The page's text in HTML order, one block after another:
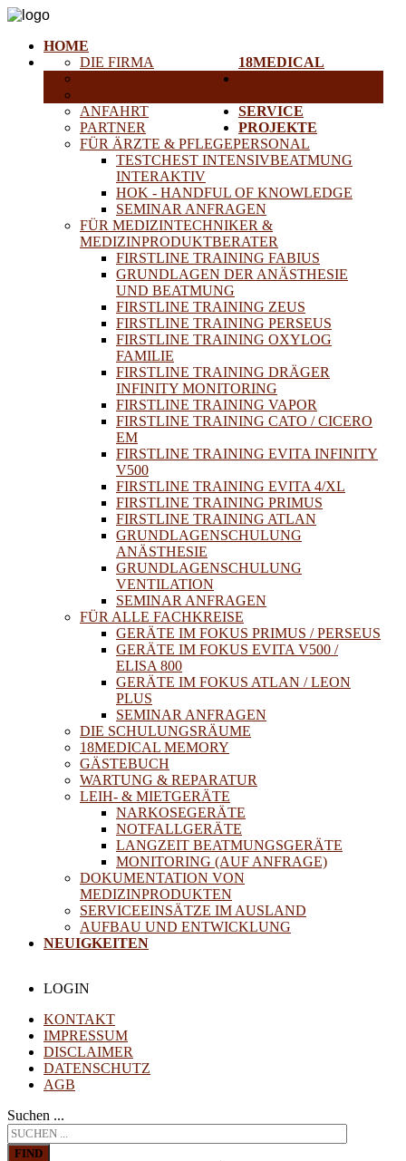
HOME
18MEDICAL
DIE FIRMA
ANFAHRT
PARTNER
FÜR ÄRZTE & PFLEGEPERSONAL
TESTCHEST INTENSIVBEATMUNG
INTERAKTIV
HOK - HANDFUL OF KNOWLEDGE
SEMINAR ANFRAGEN
FÜR MEDIZINTECHNIKER &
MEDIZINPRODUKTBERATER
FIRSTLINE TRAINING FABIUS
GRUNDLAGEN DER ANÄSTHESIE
UND BEATMUNG
FIRSTLINE TRAINING ZEUS
FIRSTLINE TRAINING PERSEUS
FIRSTLINE TRAINING OXYLOG
FAMILIE
FIRSTLINE TRAINING DRÄGER
INFINITY MONITORING
FIRSTLINE TRAINING VAPOR
FIRSTLINE TRAINING CATO / CICERO
EM
FIRSTLINE TRAINING EVITA INFINITY
V500
FIRSTLINE TRAINING EVITA 4/XL
FIRSTLINE TRAINING PRIMUS
FIRSTLINE TRAINING ATLAN
GRUNDLAGENSCHULUNG
ANÄSTHESIE
GRUNDLAGENSCHULUNG
VENTILATION
SEMINAR ANFRAGEN
FÜR ALLE FACHKREISE
GERÄTE IM FOKUS PRIMUS / PERSEUS
GERÄTE IM FOKUS EVITA V500 /
ELISA 800
GERÄTE IM FOKUS ATLAN / LEON
PLUS
SEMINAR ANFRAGEN
DIE SCHULUNGSRÄUME
18MEDICAL MEMORY
GÄSTEBUCH
SERVICE
WARTUNG & REPARATUR
LEIH- & MIETGERÄTE
NARKOSEGERÄTE
NOTFALLGERÄTE
LANGZEIT BEATMUNGSGERÄTE
MONITORING (AUF ANFRAGE)
DOKUMENTATION VON
MEDIZINPRODUKTEN
PROJEKTE
SERVICEEINSÄTZE IM AUSLAND
AUFBAU UND ENTWICKLUNG
NEUIGKEITEN
LOGIN
KONTAKT
IMPRESSUM
DISCLAIMER
DATENSCHUTZ
AGB
Suchen ...
FIND